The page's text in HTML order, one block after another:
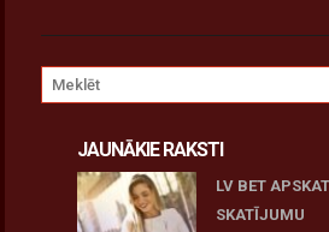
JAUNĀKIE RAKSTI
LV BET
SKATĪJUMU